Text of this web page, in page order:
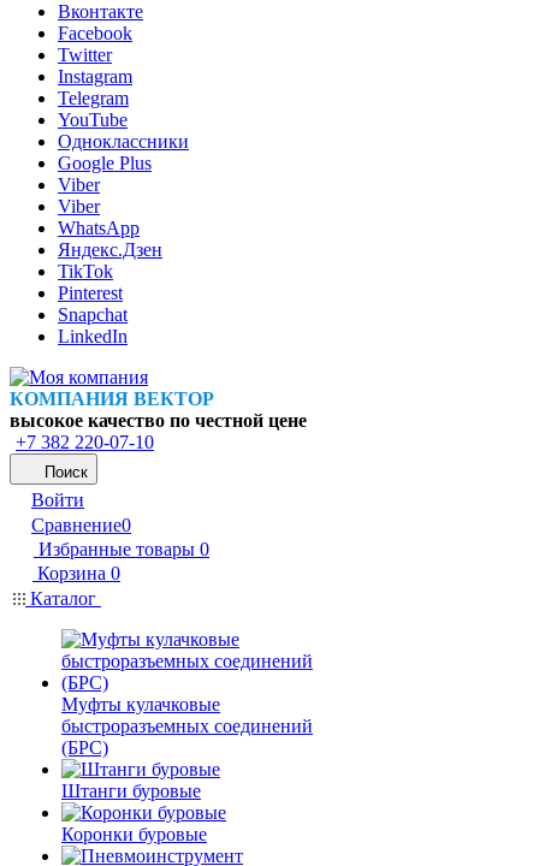
Вконтакте
Facebook
Twitter
Instagram
Telegram
YouTube
Одноклассники
Google Plus
Viber
Viber
WhatsApp
Яндекс.Дзен
TikTok
Pinterest
Snapchat
LinkedIn
КОМПАНИЯ ВЕКТОР
высокое качество по честной цене
+7 382 220-07-10
Поиск
Войти
Сравнение0
Избранные товары 0
Корзина 0
Каталог
Муфты кулачковые
быстроразъемных соединений
(БРС)
Штанги буровые
Коронки буровые